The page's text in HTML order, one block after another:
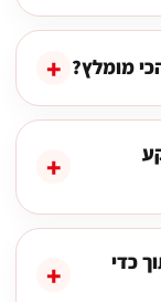
מומלץ?
כדי